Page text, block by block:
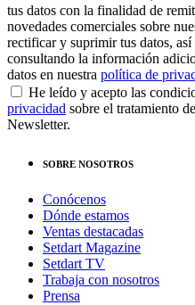
tus datos con la finalidad de
novedades comerciales sobre
rectificar y suprimir tus datos,
consultando la información
datos en nuestra política de
He leído y acepto las
privacidad sobre el tratamiento
Newsletter.
SOBRE NOSOTROS
Conócenos
Dónde estamos
Ventas destacadas
Setdart Magazine
Setdart TV
Trabaja con nosotros
Prensa